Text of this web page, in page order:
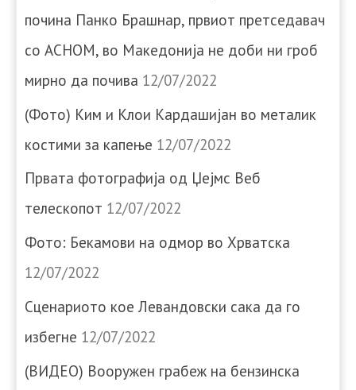
почина Панко Брашнар, првиот претседавач
со АСНОМ, во Македонија не доби ни гроб
мирно да почива 12/07/2022
(Фото) Ким и Клои Кардашијан во металик
костими за капење 12/07/2022
Првата фотографија од Џејмс Веб
телескопот 12/07/2022
Фото: Бекамови на одмор во Хрватска
12/07/2022
Сценариото кое Левандовски сака да го
избегне 12/07/2022
(ВИДЕО) Вооружен грабеж на бензинска